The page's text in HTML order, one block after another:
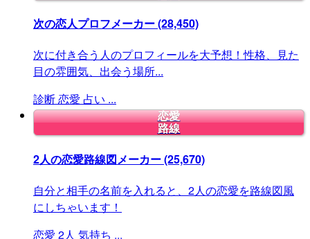
次の恋人プロフメーカー(28,450)
次に付き合う人のプロフィールを大予想！性格、見た
目の雰囲気、出会う場所...
診断恋愛 占い ...
恋愛
路線
2人の恋愛路線図メーカー(25,670)
自分と相手の名前を入れると、2人の恋愛を路線図風
にしちゃいます！
恋愛 2人 気持ち ...